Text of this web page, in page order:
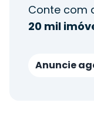
Conte com
20 mil
Anuncie